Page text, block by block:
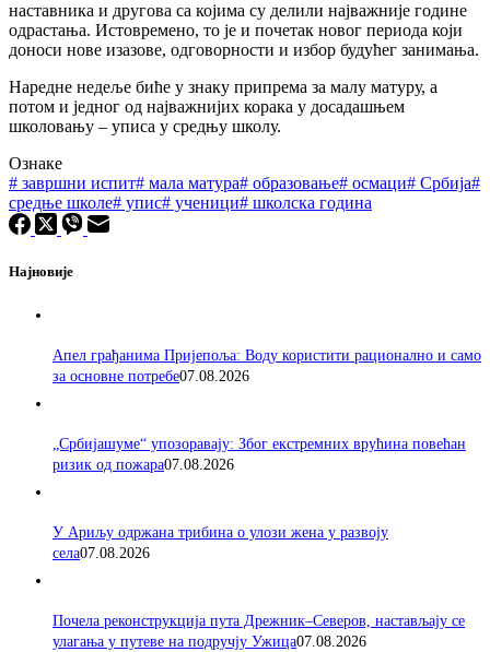
наставника и другова са којима су делили најважније године
одрастања. Истовремено, то је и почетак новог периода који
доноси нове изазове, одговорности и избор будућег занимања.
Наредне недеље биће у знаку припрема за малу матуру, а
потом и једног од најважнијих корака у досадашњем
школовању – уписа у средњу школу.
Ознаке
# завршни испит# мала матура# образовање# осмаци# Србија#
средње школе# упис# ученици# школска година
Најновије
Апел грађанима Пријепоља: Воду користити рационално и само
за основне потребе07.08.2026
„Србијашуме“ упозоравају: Због екстремних врућина повећан
ризик од пожара07.08.2026
У Ариљу одржана трибина о улози жена у развоју
села07.08.2026
Почела реконструкција пута Дрежник–Северов, настављају се
улагања у путеве на подручју Ужица07.08.2026